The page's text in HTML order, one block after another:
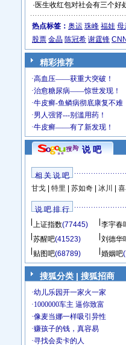
· 医生收红包对社会有三个好
热点标签： 奥运 珠峰 福娃 母
股票 金晶 陈冠希 谢霆锋 CNN
精彩推荐
说 吧
相 关 说 吧
甘戈| 特里 苏如奇| 冰川
说 吧 排 行
上证指数(77445) 李宇春
苏醒吧(41523) 刘德华
贴图吧(68789) 婚姻吧
搜狐分类 | 搜狐招商